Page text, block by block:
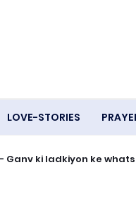
LOVE-STORIES
Ganv ki ladkiyon ke